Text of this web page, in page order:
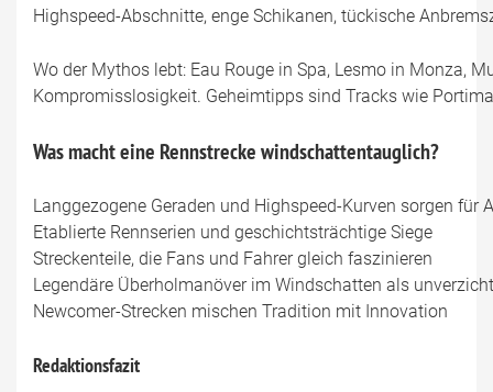
Highspeed-Abschnitte, enge Schikanen, tückische
Wo der Mythos lebt: Eau Rouge in Spa, Lesmo in Monza,
Kompromisslosigkeit. Geheimtipps sind Tracks wie
Was macht eine Rennstrecke windschattentauglich?
Langgezogene Geraden und Highspeed-Kurven sorgen für
Etablierte Rennserien und geschichtsträchtige Siege
Streckenteile, die Fans und Fahrer gleich faszinieren
Legendäre Überholmanöver im Windschatten als
Newcomer-Strecken mischen Tradition mit Innovation
Redaktionsfazit